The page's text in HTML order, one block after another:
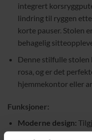
integrert
lindring til ryggen
korte pauser. Stolen
behagelig
Denne stilfulle stolen
rosa, og er det
hjemmekontor eller
Funksjoner:
Moderne design: